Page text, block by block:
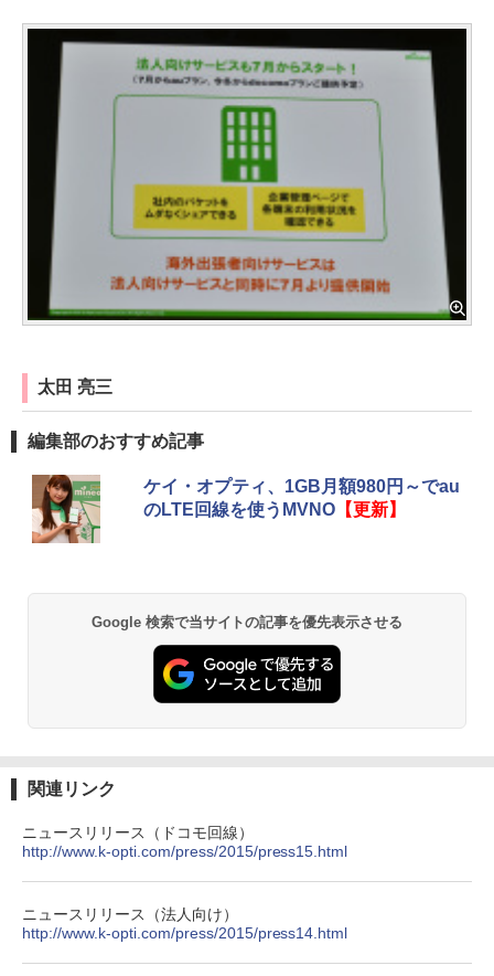
太田 亮三
編集部のおすすめ記事
ケイ・オプティ、1GB月額980円～でau
のLTE回線を使うMVNO【更新】
Google 検索で当サイトの記事を優先表示させる
関連リンク
ニュースリリース（ドコモ回線）
http://www.k-opti.com/press/2015/press15.html
ニュースリリース（法人向け）
http://www.k-opti.com/press/2015/press14.html